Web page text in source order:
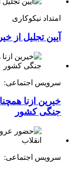
امتداد نیکوکاری
آیین تجلیل از
سرویس اجتماعی:
خیرین ازنا
جنگی کشور
سرویس اجتماعی: